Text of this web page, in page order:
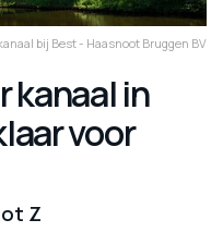
bij Best - Haasnoot Bruggen BV
kanaal in
voor
Z